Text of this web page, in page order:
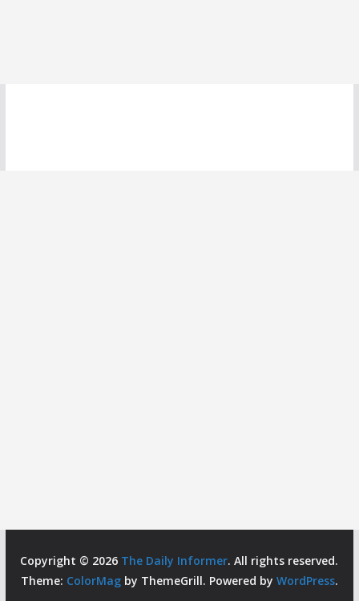
Copyright © 2026 The Daily Informer. All rights reserved.
Theme: ColorMagby ThemeGrill. Powered by WordPress.